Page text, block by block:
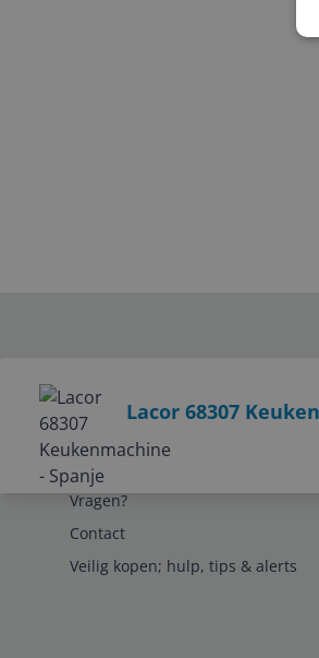
Lacor 68307
Service
Vragen?
Contact
Veilig kopen; hulp, tips & alerts